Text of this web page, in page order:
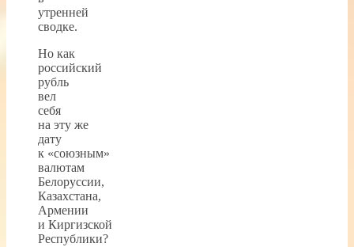
утренней
сводке.
Но как
российский
рубль
вел
себя
на эту же
дату
к «союзным»
валютам
Белоруссии,
Казахстана,
Армении
и Киргизской
Республики?